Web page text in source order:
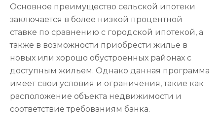
Основное преимущество сельской ипотеки
заключается в более низкой процентной
ставке по сравнению с городской ипотекой, а
также в возможности приобрести жилье в
новых или хорошо обустроенных районах с
доступным жильем. Однако данная программа
имеет свои условия и ограничения, такие как
расположение объекта недвижимости и
соответствие требованиям банка.